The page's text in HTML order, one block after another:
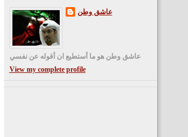
عاشق وطن
عاشق وطن هو ما أستطيع ان أقوله عن نفسي
View my complete profile